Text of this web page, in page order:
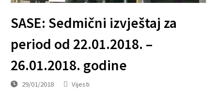
SASE: Sedmični izvještaj za
period od 22.01.2018. –
26.01.2018. godine
29/01/2018 Vijesti